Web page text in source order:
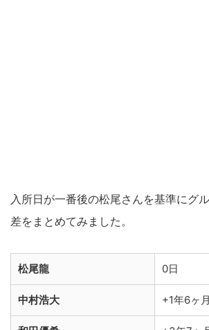
入所日が一番後の松尾さんを基準にグ
差をまとめてみました。
松尾龍 0日
中村浩大 +1年6ヶ